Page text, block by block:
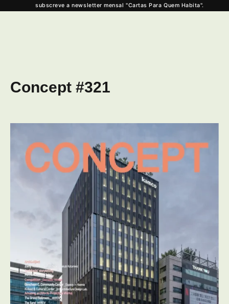
Concept #321
subscreve a newsletter mensal "Cartas Para Quem Habita".